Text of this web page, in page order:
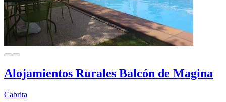
Alojamientos Rurales Balcón de Magina
Cabrita